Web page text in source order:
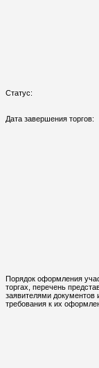
Статус:
Дата завершения торгов:
Порядок оформления
торгах, перечень
заявителями документов
требования к их